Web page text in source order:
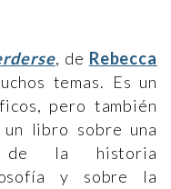
, de Rebecca
temas. Es un
pero también
libro sobre una
de la historia
y sobre la